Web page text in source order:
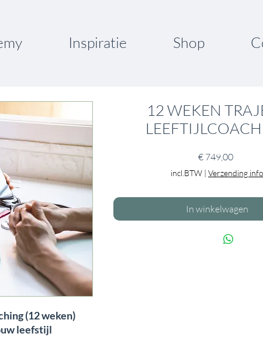
Inspiratie Shop
(12 weken)
leefstijl
12 WEKEN
€ 749,00Prijs
incl.BTW | Verzending info
In winkelwagen